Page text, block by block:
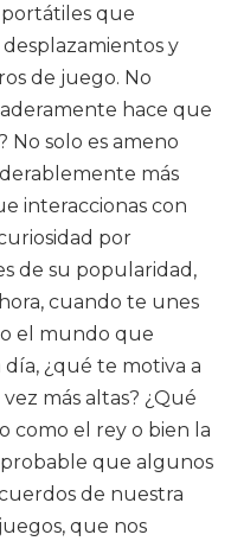
portátiles que
y
de juego. No
hace que
No solo es ameno
más
interaccionas con
por
de su popularidad,
cuando te unes
el mundo que
¿qué te motiva a
más altas? ¿Qué
como el rey o bien la
que algunos
de nuestra
que nos